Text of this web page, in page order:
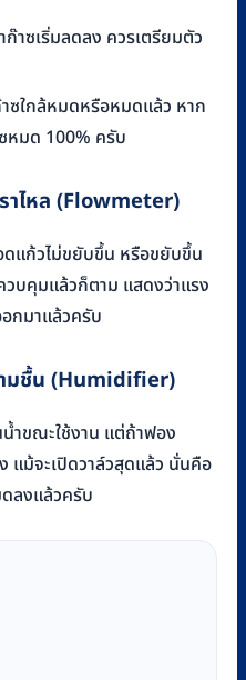
ก๊าซเริ่มลดลง ควรเตรียมตัว
ซใกล้หมดหรือหมดแล้ว หาก
หมด 100% ครับ
าไหล (Flowmeter)
ดแก้วไม่ขยับขึ้น หรือขยับขึ้น
บคุมแล้วก็ตาม แสดงว่าแรง
กมาแล้วครับ
มชื้น (Humidifier)
ำขณะใช้งาน แต่ถ้าฟอง
แม้จะเปิดวาล์วสุดแล้ว นั่นคือ
ลงแล้วครับ